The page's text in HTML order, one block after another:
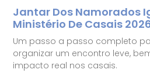
Jantar Dos Namorados
Ministério De Casais
Um passo a passo completo
organizar um encontro leve,
impacto real nos casais.